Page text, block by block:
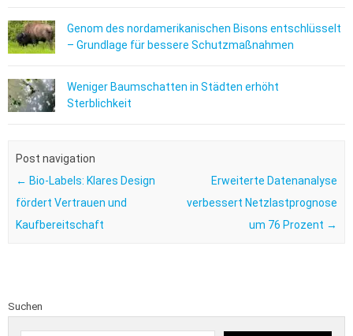
Genom des nordamerikanischen Bisons entschlüsselt
– Grundlage für bessere Schutzmaßnahmen
Weniger Baumschatten in Städten erhöht
Sterblichkeit
Post navigation
← Bio-Labels: Klares Design
fördert Vertrauen und
Kaufbereitschaft
Erweiterte Datenanalyse
verbessert Netzlastprognose
um 76 Prozent →
Suchen